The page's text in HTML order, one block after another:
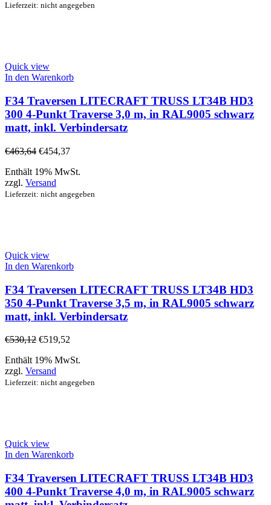
Lieferzeit: nicht angegeben
Quick view
In den Warenkorb
F34 Traversen LITECRAFT TRUSS LT34B HD3
300 4-Punkt Traverse 3,0 m, in RAL9005 schwarz
matt, inkl. Verbindersatz
€463,64 €454,37
Enthält 19% MwSt.
zzgl. Versand
Lieferzeit: nicht angegeben
Quick view
In den Warenkorb
F34 Traversen LITECRAFT TRUSS LT34B HD3
350 4-Punkt Traverse 3,5 m, in RAL9005 schwarz
matt, inkl. Verbindersatz
€530,12 €519,52
Enthält 19% MwSt.
zzgl. Versand
Lieferzeit: nicht angegeben
Quick view
In den Warenkorb
F34 Traversen LITECRAFT TRUSS LT34B HD3
400 4-Punkt Traverse 4,0 m, in RAL9005 schwarz